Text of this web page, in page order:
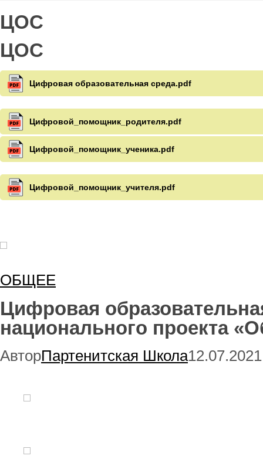
ЦОС
ЦОС
Цифровая образовательная среда.pdf
Цифровой_помощник_родителя.pdf
Цифровой_помощник_ученика.pdf
Цифровой_помощник_учителя.pdf
ОБЩЕЕ
Цифровая
национального проекта
АвторПартенитская Школа12.07.2021